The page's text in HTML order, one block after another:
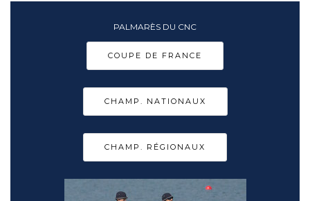
PALMARÈS DU CNC
COUPE DE FRANCE
CHAMP. NATIONAUX
CHAMP. RÉGIONAUX